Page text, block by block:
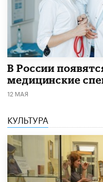
В России
медицинские
12 МАЯ
КУЛЬТУРА